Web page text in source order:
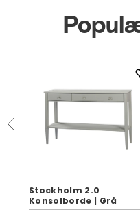
Stockholm 2.0
Konsolborde | Grå